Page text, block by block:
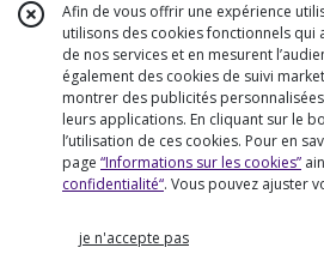
Afin de vous offrir une expérience
utilisons des cookies fonctionnels
de nos services et en mesurent
également des cookies de suivi
montrer des publicités
leurs applications. En cliquant sur le
l’utilisation de ces cookies. Pour en
page “Informations sur les cookies”
confidentialité“. Vous pouvez ajuster
je n'accepte pas